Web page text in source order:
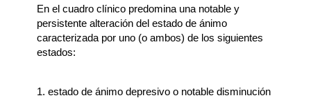
En el cuadro clínico predomina una notable y
persistente alteración del estado de ánimo
caracterizada por uno (o ambos) de los siguientes
estados:
1. estado de ánimo depresivo o notable disminución